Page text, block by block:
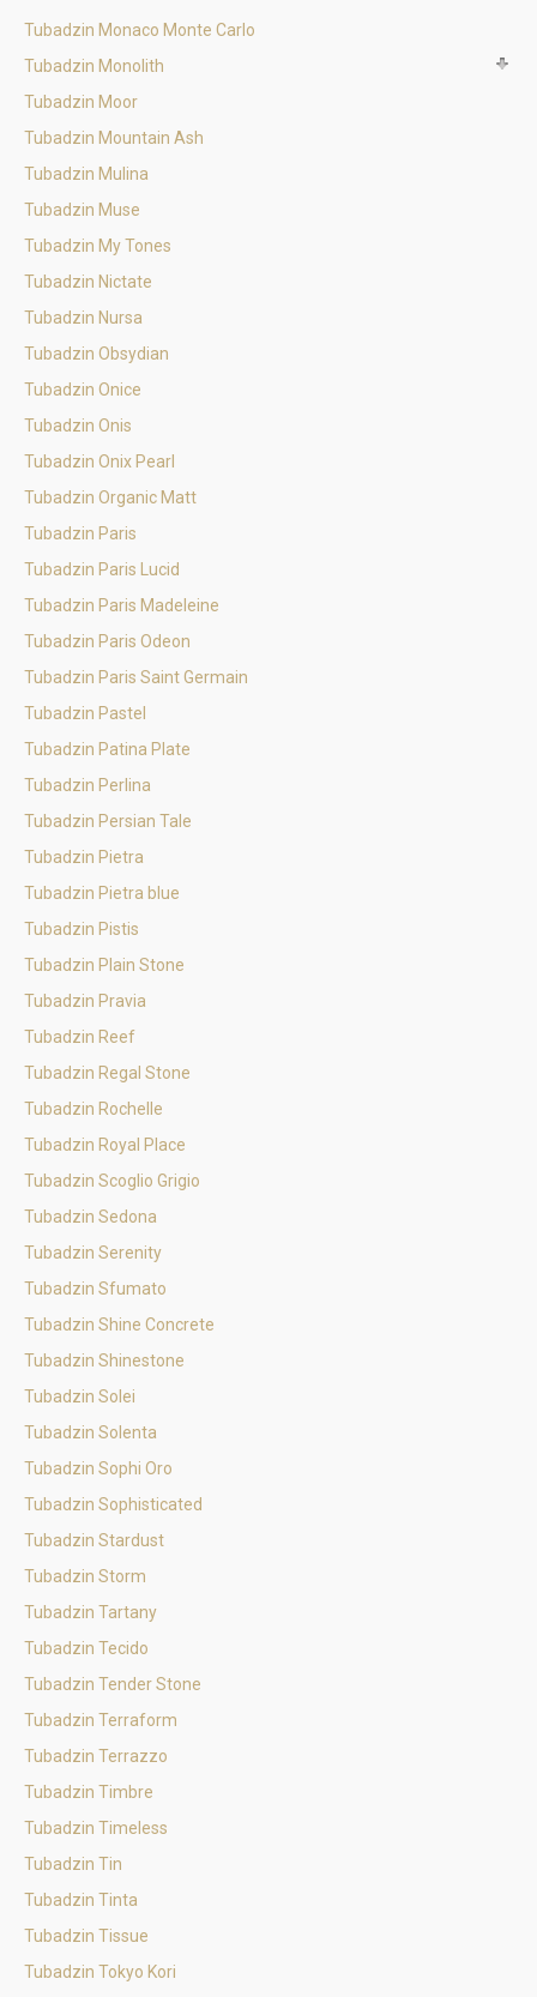
Tubadzin Monaco Monte Carlo
Tubadzin Monolith
Tubadzin Moor
Tubadzin Mountain Ash
Tubadzin Mulina
Tubadzin Muse
Tubadzin My Tones
Tubadzin Nictate
Tubadzin Nursa
Tubadzin Obsydian
Tubadzin Onice
Tubadzin Onis
Tubadzin Onix Pearl
Tubadzin Organic Matt
Tubadzin Paris
Tubadzin Paris Lucid
Tubadzin Paris Madeleine
Tubadzin Paris Odeon
Tubadzin Paris Saint Germain
Tubadzin Pastel
Tubadzin Patina Plate
Tubadzin Perlina
Tubadzin Persian Tale
Tubadzin Pietra
Tubadzin Pietra blue
Tubadzin Pistis
Tubadzin Plain Stone
Tubadzin Pravia
Tubadzin Reef
Tubadzin Regal Stone
Tubadzin Rochelle
Tubadzin Royal Place
Tubadzin Scoglio Grigio
Tubadzin Sedona
Tubadzin Serenity
Tubadzin Sfumato
Tubadzin Shine Concrete
Tubadzin Shinestone
Tubadzin Solei
Tubadzin Solenta
Tubadzin Sophi Oro
Tubadzin Sophisticated
Tubadzin Stardust
Tubadzin Storm
Tubadzin Tartany
Tubadzin Tecido
Tubadzin Tender Stone
Tubadzin Terraform
Tubadzin Terrazzo
Tubadzin Timbre
Tubadzin Timeless
Tubadzin Tin
Tubadzin Tinta
Tubadzin Tissue
Tubadzin Tokyo Kori